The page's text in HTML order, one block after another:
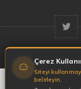
Telif hakkı ©
Çerez
Siteyi
belirleyin.